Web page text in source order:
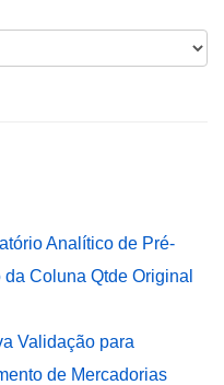
Analítico de Pré-
Coluna Qtde Original
Validação para
de Mercadorias